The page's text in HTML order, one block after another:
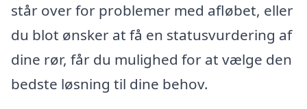
står over for problemer med afløbet, eller
du blot ønsker at få en statusvurdering af
dine rør, får du mulighed for at vælge den
bedste løsning til dine behov.